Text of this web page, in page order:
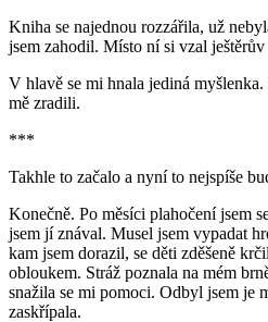
Kniha se najednou rozzářila, už
jsem zahodil. Místo ní si vzal
V hlavě se mi hnala jediná
mě zradili.
***
Takhle to začalo a nyní to nejspíše
Konečně. Po měsíci plahočení jsem
jsem jí znával. Musel jsem vypadat
kam jsem dorazil, se děti zděšeně
obloukem. Stráž poznala na mém
snažila se mi pomoci. Odbyl jsem je
zaskřípala.